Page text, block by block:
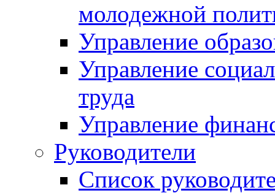
молодежной
Управление
Управление
труда
Управление
Руководители
Список